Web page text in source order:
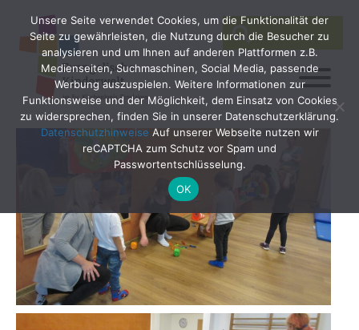
Search
for:
SEARCH
Unsere Seite verwendet Cookies, um die Funktionalität der
Seite zu gewährleisten, die Nutzung durch die Besucher zu
analysieren und um Ihnen auf anderen Plattformen z.B.
Medienseiten, Suchmaschinen, Social Media, passende
Werbung auszuspielen. Weitere Informationen zur
Funktionsweise und der Möglichkeit, dem Einsatz von Cookies
zu widersprechen, finden Sie in unserer Datenschutzerklärung.
Datenschutzhinweise Auf unserer Webseite nutzen wir
reCAPTCHA zum Schutz vor Spam und
Passwortentschlüsselung.
OK